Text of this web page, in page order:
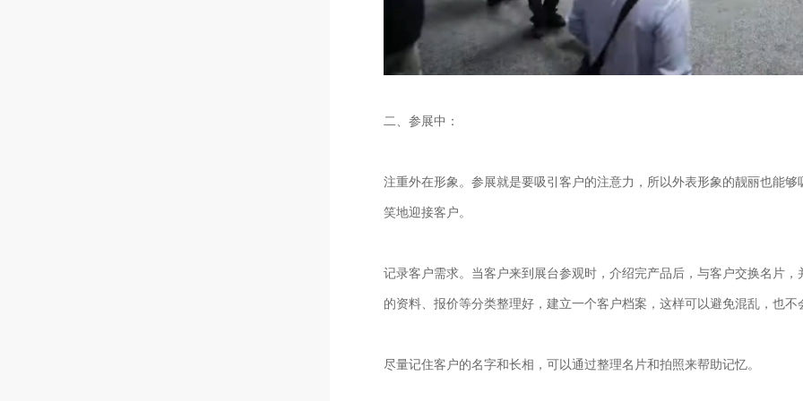
二、参展中：
注重外在形象。参展就是要吸引客户的注意力，所以外表形象的靓丽也能
笑地迎接客户。
记录客户需求。当客户来到展台参观时，介绍完产品后，与客户交换名片
的资料、报价等分类整理好，建立一个客户档案，这样可以避免混乱，也
尽量记住客户的名字和长相，可以通过整理名片和拍照来帮助记忆。